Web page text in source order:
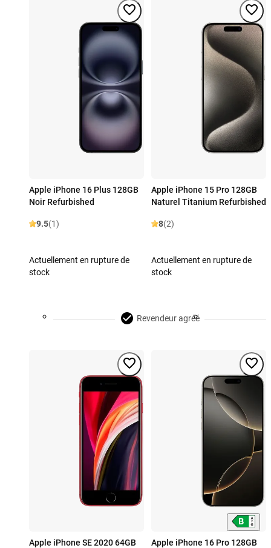
Apple iPhone 16 Plus 128GB
Noir Refurbished
9.5(1)
Actuellement en rupture de
stock
Apple iPhone 15 Pro 128GB
Naturel Titanium Refurbished
8(2)
Actuellement en rupture de
stock
Revendeur agréé
Apple iPhone SE 2020 64GB
Apple iPhone 16 Pro 128GB